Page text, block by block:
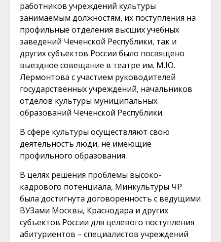
работников учреждений культуры
занимаемым должностям, их поступления на
профильные отделения высших учебных
заведений Чеченской Республики, так и
других субъектов России было посвящено
выездное совещание в театре им. М.Ю.
Лермонтова с участием руководителей
государственных учреждений, начальников
отделов культуры муниципальных
образований Чеченской Республики.
В сфере культуры осуществляют свою
деятельность люди, не имеющие
профильного образования.
В целях решения проблемы высоко-
кадрового потенциала, Минкультуры ЧР
была достигнута договоренность с ведущими
ВУЗами Москвы, Краснодара и других
субъектов России для целевого поступления
абитуриентов – специалистов учреждений